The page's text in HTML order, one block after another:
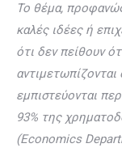
Το θέμα,
καλές ιδέες ή
ότι δεν πείθουν
αντιμετωπίζονται
εμπιστεύονται
93% της
(Economics